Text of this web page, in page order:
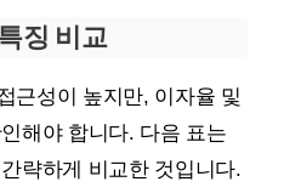
징 비교
근성이 높지만, 이자율 및
해야 합니다. 다음 표는
략하게 비교한 것입니다.